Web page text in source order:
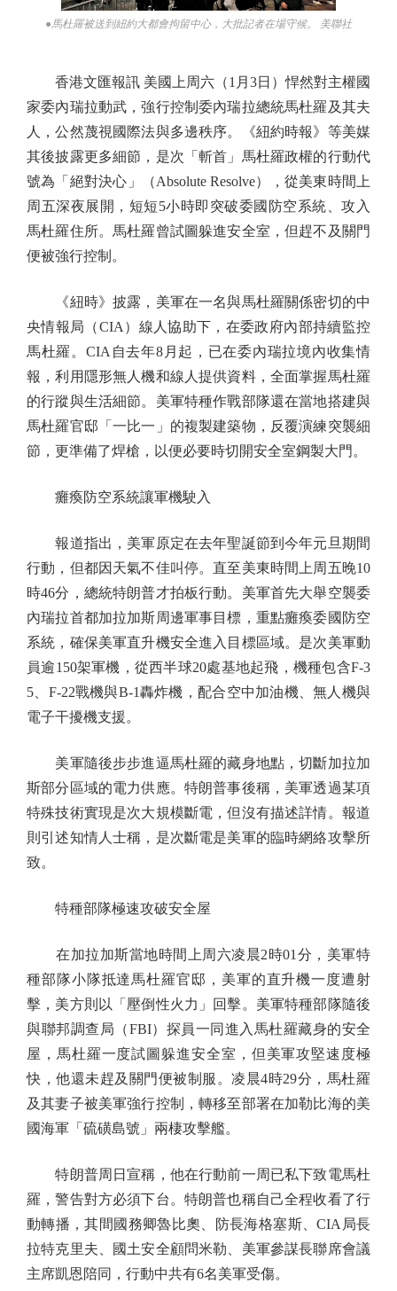
●馬杜羅被送到紐約大都會拘留中心，大批記者在場守候。 美聯社
香港文匯報訊 美國上周六（1月3日）悍然對主權國
家委內瑞拉動武，強行控制委內瑞拉總統馬杜羅及其夫
人，公然蔑視國際法與多邊秩序。《紐約時報》等美媒
其後披露更多細節，是次「斬首」馬杜羅政權的行動代
號為「絕對決心」（Absolute Resolve），從美東時間上
周五深夜展開，短短5小時即突破委國防空系統、攻入
馬杜羅住所。馬杜羅曾試圖躲進安全室，但趕不及關門
便被強行控制。
《紐時》披露，美軍在一名與馬杜羅關係密切的中
央情報局（CIA）線人協助下，在委政府內部持續監控
馬杜羅。CIA自去年8月起，已在委內瑞拉境內收集情
報，利用隱形無人機和線人提供資料，全面掌握馬杜羅
的行蹤與生活細節。美軍特種作戰部隊還在當地搭建與
馬杜羅官邸「一比一」的複製建築物，反覆演練突襲細
節，更準備了焊槍，以便必要時切開安全室鋼製大門。
癱瘓防空系統讓軍機駛入
報道指出，美軍原定在去年聖誕節到今年元旦期間
行動，但都因天氣不佳叫停。直至美東時間上周五晚10
時46分，總統特朗普才拍板行動。美軍首先大舉空襲委
內瑞拉首都加拉加斯周邊軍事目標，重點癱瘓委國防空
系統，確保美軍直升機安全進入目標區域。是次美軍動
員逾150架軍機，從西半球20處基地起飛，機種包含F-3
5、F-22戰機與B-1轟炸機，配合空中加油機、無人機與
電子干擾機支援。
美軍隨後步步進逼馬杜羅的藏身地點，切斷加拉加
斯部分區域的電力供應。特朗普事後稱，美軍透過某項
特殊技術實現是次大規模斷電，但沒有描述詳情。報道
則引述知情人士稱，是次斷電是美軍的臨時網絡攻擊所
致。
特種部隊極速攻破安全屋
在加拉加斯當地時間上周六凌晨2時01分，美軍特
種部隊小隊抵達馬杜羅官邸，美軍的直升機一度遭射
擊，美方則以「壓倒性火力」回擊。美軍特種部隊隨後
與聯邦調查局（FBI）探員一同進入馬杜羅藏身的安全
屋，馬杜羅一度試圖躲進安全室，但美軍攻堅速度極
快，他還未趕及關門便被制服。凌晨4時29分，馬杜羅
及其妻子被美軍強行控制，轉移至部署在加勒比海的美
國海軍「硫磺島號」兩棲攻擊艦。
特朗普周日宣稱，他在行動前一周已私下致電馬杜
羅，警告對方必須下台。特朗普也稱自己全程收看了行
動轉播，其間國務卿魯比奧、防長海格塞斯、CIA局長
拉特克里夫、國土安全顧問米勒、美軍參謀長聯席會議
主席凱恩陪同，行動中共有6名美軍受傷。